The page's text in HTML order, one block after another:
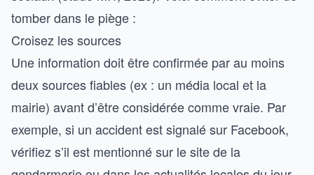
tomber dans le piège :
Croisez les sources
Une information doit être confirmée par au moins
deux sources fiables (ex : un média local et la
mairie) avant d’être considérée comme vraie. Par
exemple, si un accident est signalé sur Facebook,
vérifiez s’il est mentionné sur le site de la